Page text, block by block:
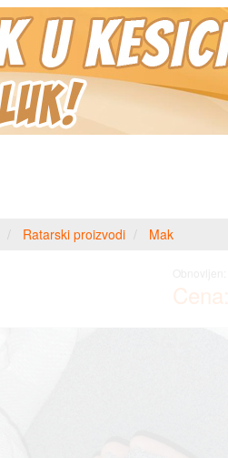
Ratarski proizvodi Mak
Cena: